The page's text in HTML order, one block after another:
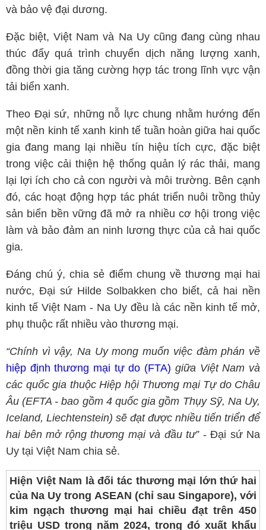
và bảo vệ đại dương.
Đặc biệt, Việt Nam và Na Uy cũng đang cùng nhau
thúc đẩy quá trình chuyển dịch năng lượng xanh,
đồng thời gia tăng cường hợp tác trong lĩnh vực vận
tải biển xanh.
Theo Đại sứ, những nỗ lực chung nhằm hướng đến
một nền kinh tế xanh kinh tế tuần hoàn giữa hai quốc
gia đang mang lại nhiều tín hiệu tích cực, đặc biệt
trong việc cải thiện hệ thống quản lý rác thải, mang
lại lợi ích cho cả con người và môi trường. Bên cạnh
đó, các hoạt động hợp tác phát triển nuôi trồng thủy
sản biển bền vững đã mở ra nhiều cơ hội trong việc
làm và bảo đảm an ninh lương thực của cả hai quốc
gia.
Đáng chú ý, chia sẻ điểm chung về thương mại hai
nước, Đại sứ Hilde Solbakken cho biết, cả hai nền
kinh tế Việt Nam - Na Uy đều là các nền kinh tế mở,
phụ thuộc rất nhiều vào thương mại.
“Chính vì vậy, Na Uy mong muốn việc đàm phán về
hiệp định thương mại tự do (FTA) giữa Việt Nam và
các quốc gia thuộc Hiệp hội Thương mại Tự do Châu
Âu (EFTA - bao gồm 4 quốc gia gồm Thụy Sỹ, Na Uy,
Iceland, Liechtenstein) sẽ đạt được nhiều tiến triển để
hai bên mở rộng thương mại và đầu tư”- Đại sứ Na
Uy tại Việt Nam chia sẻ.
Hiện Việt Nam là đối tác thương mại lớn thứ hai
của Na Uy trong ASEAN (chỉ sau Singapore), với
kim ngạch thương mại hai chiều đạt trên 450
triệu USD trong năm 2024, trong đó xuất khẩu